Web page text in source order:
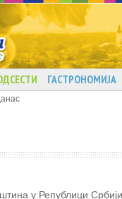
ГАСТРОНОМИЈА
у Републици